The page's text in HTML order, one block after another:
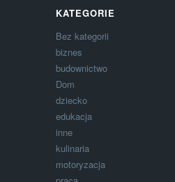
KATEGORIE
Bez kategorii
biznes
budownictwo
Dom
dziecko
edukacja
inne
kulinaria
motoryzacja